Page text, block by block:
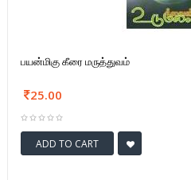
பயன்மிகு கீரை மருத்துவம்
25.00
ADD TO CART